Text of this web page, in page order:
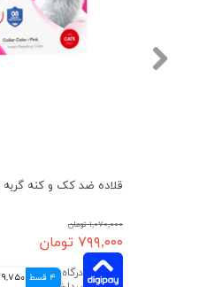
۱,۰۷۰,۰۰۰ تومان
۷۹۹,۰۰۰ تومان
4 قسط 199,750